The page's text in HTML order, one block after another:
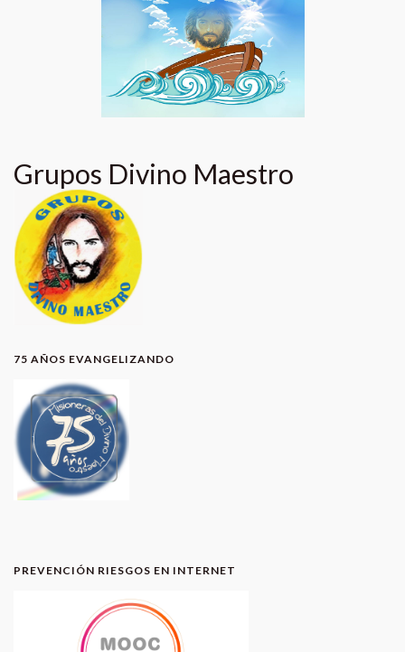
Grupos Divino Maestro
75 AÑOS EVANGELIZANDO
PREVENCIÓN RIESGOS EN INTERNET